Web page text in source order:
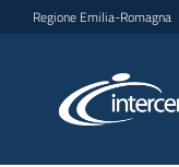
Vai al contenuto
Vai alla navigazione
Vai al footer
Regione Emilia-Romagna